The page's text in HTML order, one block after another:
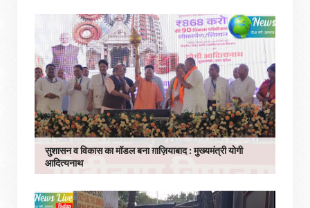
सुशासन व विकास का मॉडल बना ग़ाज़ियाबाद : ​मुख्यमंत्री योगी
आदित्यनाथ